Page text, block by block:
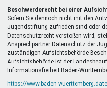
Beschwerderecht bei einer
Sofern Sie dennoch nicht mit den
Jugendstiftung zufrieden sind oder
Datenschutzrecht verstoßen wird,
Ansprechpartner Datenschutz der
zuständigen Aufsichtsbehörde
Aufsichtsbehörde ist der
Informationsfreiheit Baden-
https://www.baden-